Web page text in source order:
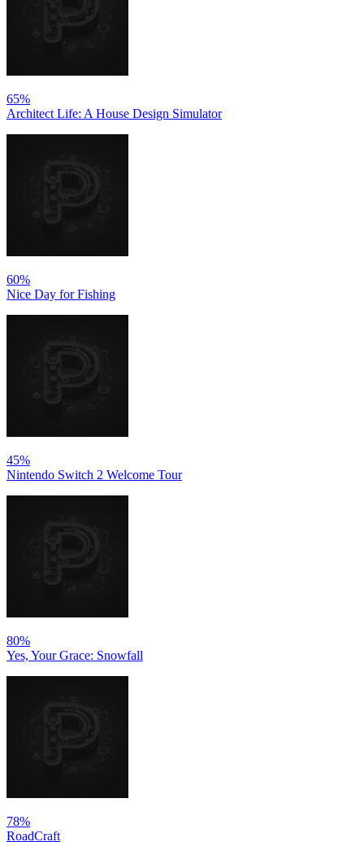
65%
Architect Life: A House Design Simulator
60%
Nice Day for Fishing
45%
Nintendo Switch 2 Welcome Tour
80%
Yes, Your Grace: Snowfall
78%
RoadCraft